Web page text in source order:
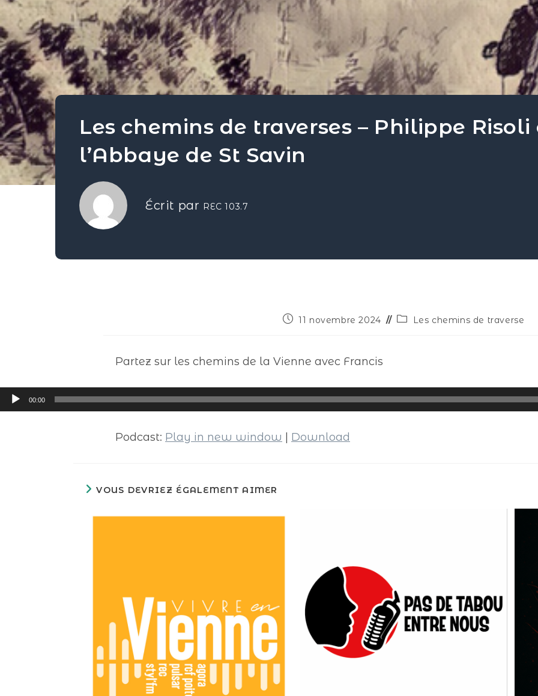
Les chemins de traverses – Philippe Risoli
l’Abbaye de St Savin
Écrit par REC 103.7
11 novembre 2024 Les chemins de traverse
Partez sur les chemins de la Vienne avec Francis
Lecteur
audio
00:00
Podcast: Play in new window Download
VOUS DEVRIEZ ÉGALEMENT AIMER